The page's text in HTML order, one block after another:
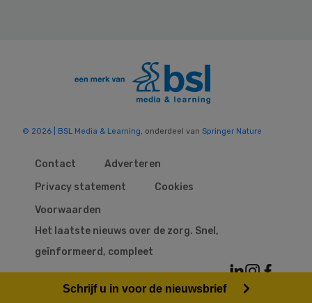
© 2026 | BSL Media & Learning, onderdeel van Springer Nature
Contact
Adverteren
Privacy statement
Cookies
Voorwaarden
Het laatste nieuws over de zorg. Snel,
geïnformeerd, compleet
Schrijf u in voor de nieuwsbrief